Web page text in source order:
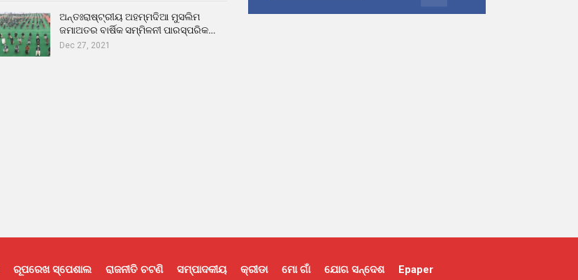
ଅନ୍ତଃରାଷ୍ଟ୍ରୀୟ ଅହମ୍ମଦିଆ ମୁସଲିମ
ଜମାଅତର ବାର୍ଷିକ ସମ୍ମିଳନୀ ପାରସ୍ପରିକ…
Dec 27, 2021
ରୂପରେଖ ସ୍ପେଶାଲ ରାଜନୀତି ଚଟଣି ସମ୍ପାଦକୀୟ କ୍ରୀଡା ମୋ ଗାଁ ଯୋଗ ସନ୍ଦେଶ Epaper